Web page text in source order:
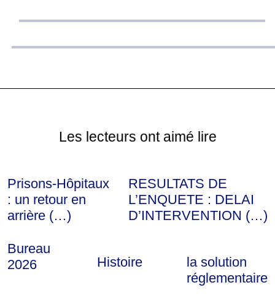
Les lecteurs ont aimé lire
Prisons-Hôpitaux
: un retour en
arrière (…)
RESULTATS DE
L’ENQUETE : DELAI
D’INTERVENTION (…)
Bureau
2026
Histoire
la solution
réglementaire